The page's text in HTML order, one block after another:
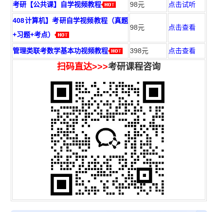
考研【公共课】自学视频教程 98元 点击试听
408计算机】考研自学视频教程（真题
+习题+考点）
98元 点击查看
管理类联考数学基本功视频教程 398元 点击查看
扫码直达>>>考研课程咨询